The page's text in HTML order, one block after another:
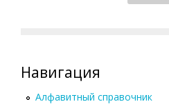
Навигация
Алфавитный справочник